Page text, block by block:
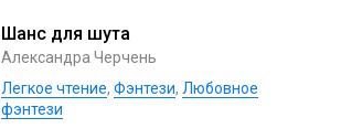
Шанс для шута
Александра Черчень
Легкое чтение, Фэнтези, Любовное
фэнтези